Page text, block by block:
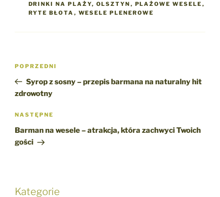
DRINKI NA PLAŻY, OLSZTYN , PLAŻOWE WESELE ,
RYTE BŁOTA , WESELE PLENEROWE
Poprzedni
wpis
POPRZEDNI
Syrop z sosny – przepis barmana na naturalny hit
zdrowotny
Następny
wpis
NASTĘPNE
Barman na wesele – atrakcja, która zachwyci Twoich
gości
Kategorie